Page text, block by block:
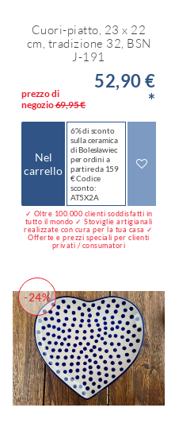
Cuori-piatto, 23 x 22
cm, tradizione 32, BSN
J-191
prezzo di
negozio69,95 €
52,90 €
*
Nel
carrello
6% di sconto
sulla ceramica
di Bolesławiec
per ordini a
partire da 159
€ Codice
sconto:
AT5X2A
✓ Oltre 100.000 clienti soddisfatti in
tutto il mondo ✓ Stoviglie artigianali
realizzate con cura per la tua casa ✓
Offerte e prezzi speciali per clienti
privati / consumatori
-24%